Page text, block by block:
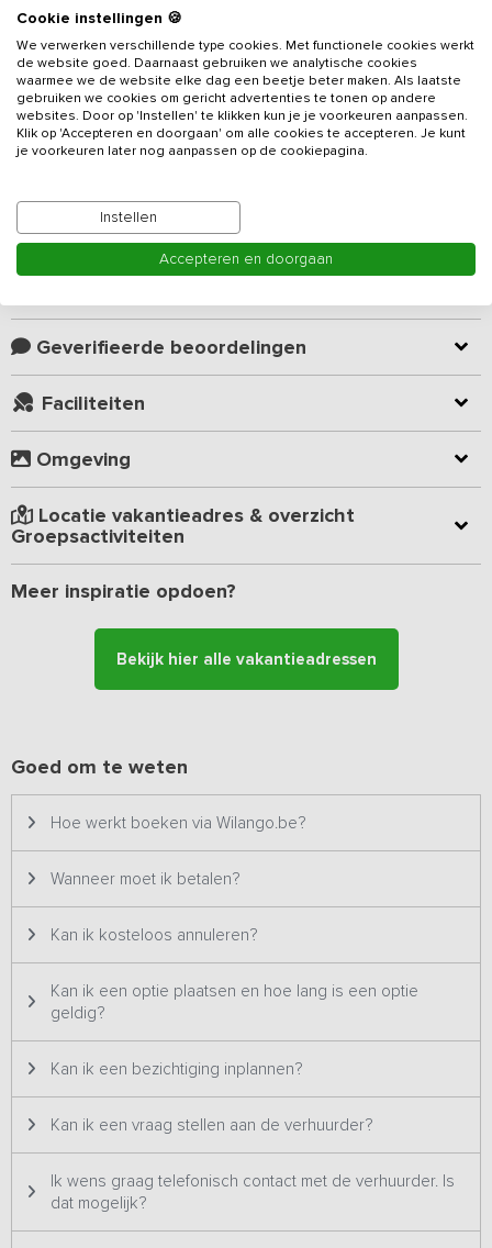
Beschrijving
Deze landelijk gelegenluxe vergaderaccommodatie met 17
slaapkamers en 15 badkamersin het hart van Drenthe is bij
uitstek geschikt voor eenmeerdaagse training,
slagvaardig te vergaderen, mooie plannen te maken of in alle rust
vertrouwelijke zaken te bespreken. Je huurt de accommodatie
altijd exclusief voor jouw bijeenkomst. Tussendoor een potje
tafeltennis spelen, tot rust komen in de tuin of een rondje lopen
De accommodatie beschikt over een grote gezamenlijke ruimte
heb je de beschikbaarheid over een vergaderruimte met beamer,
scherm en flip-over. Er is alle ruimte om in kleinere groepen uiteen
te gaan voor workshops of deelopdrachten. Zelfs het (overdekte)
terras en de tuin kun je hiervoor gebruiken.
Je beschikt over 13 slaapkamers met eigen badkamer en 4
slaapkamers die twee badkamers delen. De sfeervolle woonkamer
met bar en lounge hoekjes zorgen ervoor dat het ook ’s avonds
Geverifieerde beoordelingen
Faciliteiten
Omgeving
Locatie vakantieadres & overzicht
Groepsactiviteiten
Meer inspiratie opdoen?
Bekijk hier alle vakantieadressen
Goed om te weten
Hoe werkt boeken via Wilango.be?
Wanneer moet ik betalen?
Kan ik kosteloos annuleren?
Kan ik een optie plaatsen en hoe lang is een optie
geldig?
Kan ik een bezichtiging inplannen?
Kan ik een vraag stellen aan de verhuurder?
Ik wens graag telefonisch contact met de verhuurder. Is
dat mogelijk?
Cookie instellingen 🍪
We verwerken verschillende type cookies. Met functionele cookies werkt
de website goed. Daarnaast gebruiken we analytische cookies
waarmee we de website elke dag een beetje beter maken. Als laatste
gebruiken we cookies om gericht advertenties te tonen op andere
websites. Door op 'Instellen' te klikken kun je je voorkeuren aanpassen.
Klik op 'Accepteren en doorgaan' om alle cookies te accepteren. Je kunt
je voorkeuren later nog aanpassen op de cookiepagina.
Instellen
Accepteren en doorgaan